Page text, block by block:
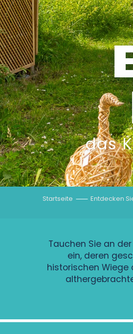
das
Startseite Entdecken
Tauchen Sie an
ein, deren
historischen Wiege